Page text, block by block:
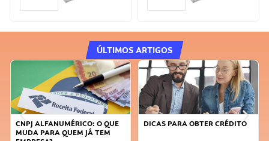
ÚLTIMOS ARTIGOS
CNPJ ALFANUMÉRICO: O QUE
MUDA PARA QUEM JÁ TEM
DICAS PARA OBTER CRÉDITO